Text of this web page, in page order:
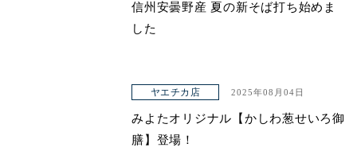
信州安曇野産 夏の新そば打ち始めま
した
ヤエチカ店 2025年08月04日
みよたオリジナル【かしわ葱せいろ御
膳】登場！